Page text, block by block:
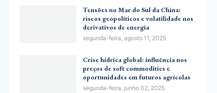
Tensões no Mar do Sul da China:
riscos geopolíticos e volatilidade nos
derivativos de energia
segunda-feira, agosto 11, 2025
Crise hídrica global: influência nos
preços de soft commodities e
oportunidades em futuros agrícolas
segunda-feira, junho 02, 2025